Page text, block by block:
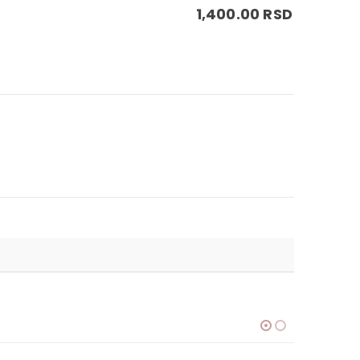
1,400.00 RSD